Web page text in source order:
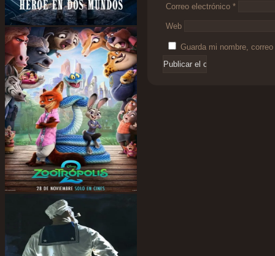
Correo electrónico *
Web
Guarda mi nombre,